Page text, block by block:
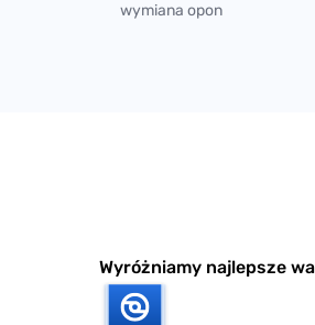
wymiana opon
Wyróżniamy najlepsze